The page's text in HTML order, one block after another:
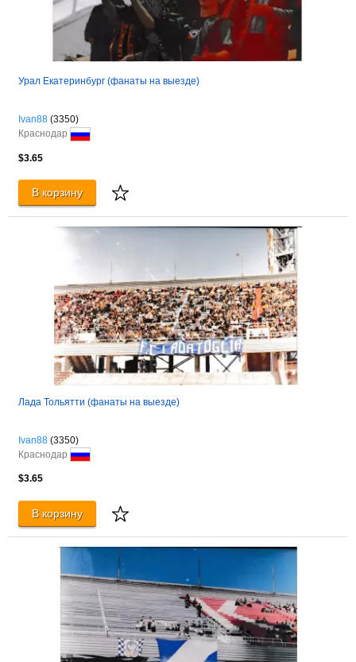
Урал Екатеринбург (фанаты на выезде)
Ivan88 (3350)
Краснодар
$3.65
В корзину
Лада Тольятти (фанаты на выезде)
Ivan88 (3350)
Краснодар
$3.65
В корзину